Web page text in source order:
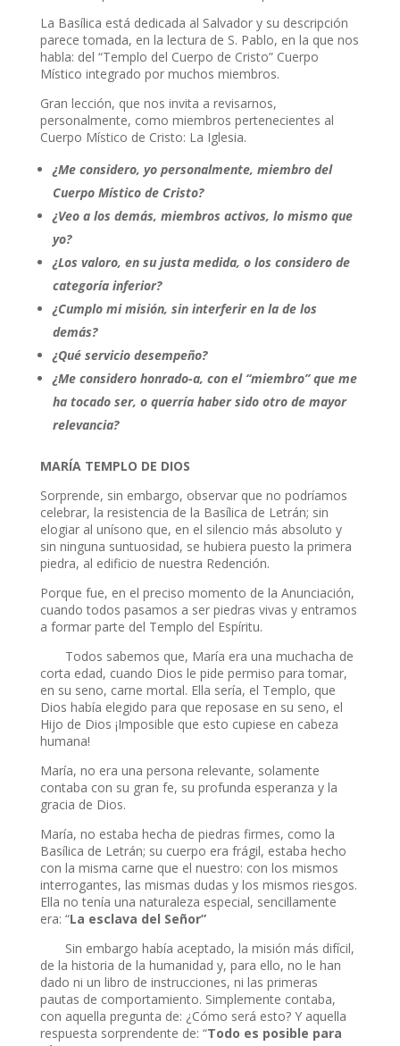
La Basílica está dedicada al Salvador y su descripción
parece tomada, en la lectura de S. Pablo, en la que nos
habla: del “Templo del Cuerpo de Cristo” Cuerpo
Místico integrado por muchos miembros.
Gran lección, que nos invita a revisarnos,
personalmente, como miembros pertenecientes al
Cuerpo Místico de Cristo: La Iglesia.
¿Me considero, yo personalmente, miembro del
Cuerpo Místico de Cristo?
¿Veo a los demás, miembros activos, lo mismo que
yo?
¿Los valoro, en su justa medida, o los considero de
categoría inferior?
¿Cumplo mi misión, sin interferir en la de los
demás?
¿Qué servicio desempeño?
¿Me considero honrado-a, con el “miembro” que me
ha tocado ser, o querría haber sido otro de mayor
relevancia?
MARÍA TEMPLO DE DIOS
Sorprende, sin embargo, observar que no podríamos
celebrar, la resistencia de la Basílica de Letrán; sin
elogiar al unísono que, en el silencio más absoluto y
sin ninguna suntuosidad, se hubiera puesto la primera
piedra, al edificio de nuestra Redención.
Porque fue, en el preciso momento de la Anunciación,
cuando todos pasamos a ser piedras vivas y entramos
a formar parte del Templo del Espíritu.
Todos sabemos que, María era una muchacha de
corta edad, cuando Dios le pide permiso para tomar,
en su seno, carne mortal. Ella sería, el Templo, que
Dios había elegido para que reposase en su seno, el
Hijo de Dios ¡Imposible que esto cupiese en cabeza
humana!
María, no era una persona relevante, solamente
contaba con su gran fe, su profunda esperanza y la
gracia de Dios.
María, no estaba hecha de piedras firmes, como la
Basílica de Letrán; su cuerpo era frágil, estaba hecho
con la misma carne que el nuestro: con los mismos
interrogantes, las mismas dudas y los mismos riesgos.
Ella no tenía una naturaleza especial, sencillamente
era: “La esclava del Señor”
Sin embargo había aceptado, la misión más difícil,
de la historia de la humanidad y, para ello, no le han
dado ni un libro de instrucciones, ni las primeras
pautas de comportamiento. Simplemente contaba,
con aquella pregunta de: ¿Cómo será esto? Y aquella
respuesta sorprendente de: “Todo es posible para